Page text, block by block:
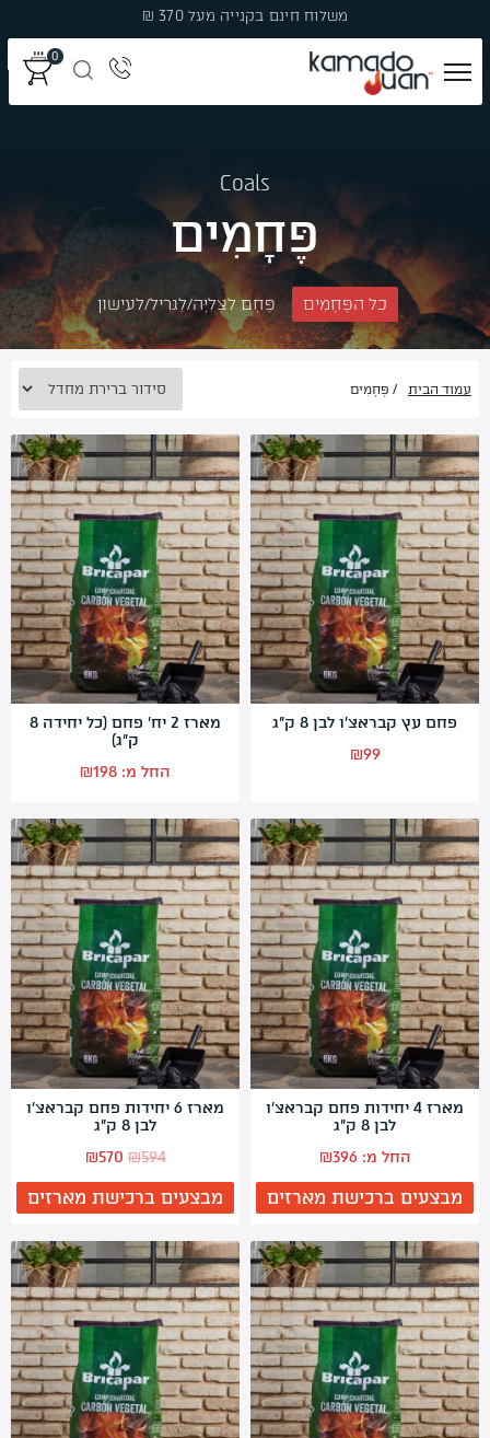
to
content
משלוח חינם בקנייה מעל 370 ₪
0
פֶּחָמִים
פֶּלֶט עֵץ לִמְעַשְּׁנָהּ
מבצעים
החשבון שלי
מתכונים לוהטים
סרטוני הדרכה
אודותינו
מדיניות פרטיות
תקנון שימוש
Coals
פֶּחָמִים
כל הפֶּחָמִים פֶּחָם לִצְּלִיָּה/לַגּרִיל/לעישון
עמוד הבית / פֶּחָמִים
פחם עץ קבראצ’ו לבן 8 ק”ג
₪99
מארז 2 יח' פחם (כל יחידה 8
ק"ג)
החל מ:
₪198
מארז 4 יחידות פחם קבראצ'ו
לבן 8 ק"ג
החל מ:
₪396
מבצעים ברכישת מארזים
מארז 6 יחידות פחם קבראצ'ו
לבן 8 ק"ג
₪594
המחיר
המקורי
היה:
₪570
הנוכחי
הוא:
מבצעים ברכישת מארזים